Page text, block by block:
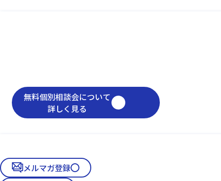
無料個別相談会について
詳しく見る
メルマガ登録